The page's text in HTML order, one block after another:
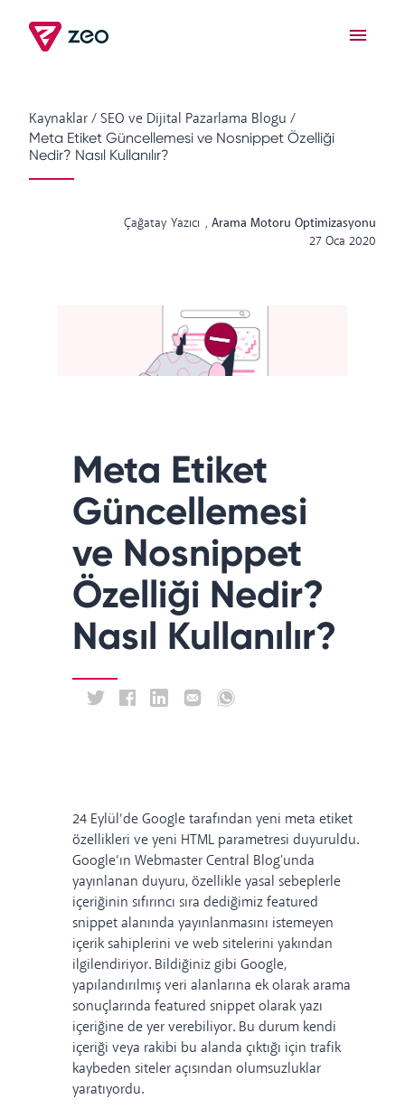
Kaynaklar/SEO ve Dijital Pazarlama Blogu /
Meta Etiket Güncellemesi ve Nosnippet Özelliği
Nedir? Nasıl Kullanılır?
Çağatay Yazıcı , Arama Motoru Optimizasyonu
27 Oca 2020
Meta Etiket
Güncellemesi
ve Nosnippet
Özelliği Nedir?
Nasıl Kullanılır?
24 Eylül’de Google tarafından yeni meta etiket
özellikleri ve yeni HTML parametresi duyuruldu.
Google’ın Webmaster Central Blog'unda
yayınlanan duyuru, özellikle yasal sebeplerle
içeriğinin sıfırıncı sıra dediğimiz featured
snippet alanında yayınlanmasını istemeyen
içerik sahiplerini ve web sitelerini yakından
ilgilendiriyor. Bildiğiniz gibi Google,
yapılandırılmış veri alanlarına ek olarak arama
sonuçlarında featured snippet olarak yazı
içeriğine de yer verebiliyor. Bu durum kendi
içeriği veya rakibi bu alanda çıktığı için trafik
kaybeden siteler açısından olumsuzluklar
yaratıyordu.